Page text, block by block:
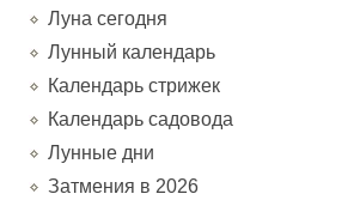
Луна сегодня
Лунный календарь
Календарь стрижек
Календарь садовода
Лунные дни
Затмения в 2026